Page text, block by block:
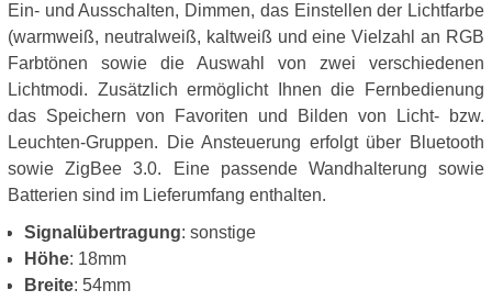
Ein- und Ausschalten, Dimmen, das Einstellen der Lichtfarbe
(warmweiß, neutralweiß, kaltweiß und eine Vielzahl an RGB
Farbtönen sowie die Auswahl von zwei verschiedenen
Lichtmodi. Zusätzlich ermöglicht Ihnen die Fernbedienung
das Speichern von Favoriten und Bilden von Licht- bzw.
Leuchten-Gruppen. Die Ansteuerung erfolgt über Bluetooth
sowie ZigBee 3.0. Eine passende Wandhalterung sowie
Batterien sind im Lieferumfang enthalten.
Signalübertragung: sonstige
Höhe: 18mm
Breite: 54mm